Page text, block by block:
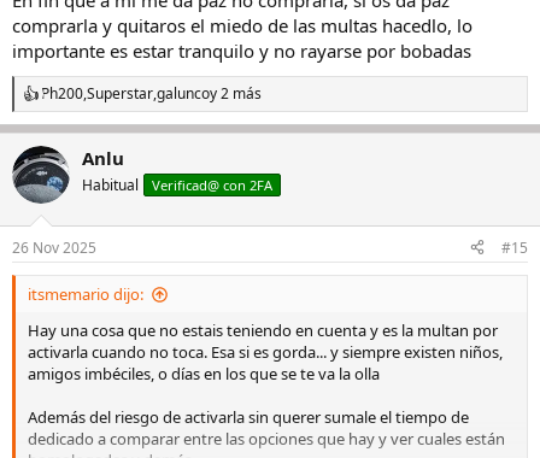
comprarla y quitaros el miedo de las multas hacedlo, lo
importante es estar tranquilo y no rayarse por bobadas
R
e
c
c
i
e
s
Ph200,Superstar,galuncoy 2 más
Anlu
Habitual Verificad@ con 2FA
26 Nov 2025 #15
itsmemario dijo:
Hay una cosa que no estais teniendo en cuenta y es la multan por
activarla cuando no toca. Esa si es gorda... y siempre existen niños,
amigos imbéciles, o días en los que se te va la olla
Además del riesgo de activarla sin querer sumale el tiempo de
dedicado a comparar entre las opciones que hay y ver cuales están